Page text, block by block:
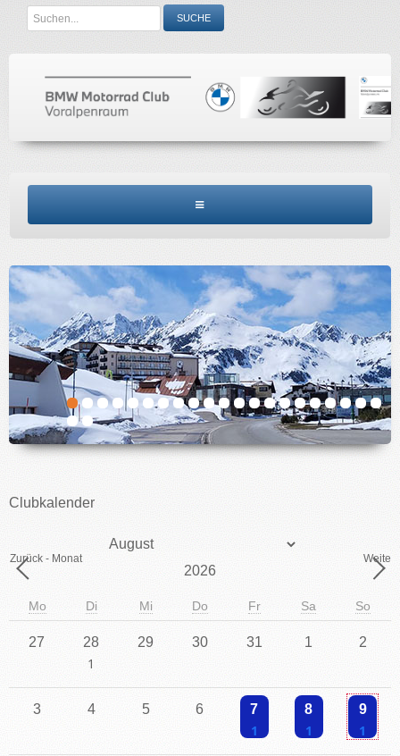
Search
...
SUCHE
CLUBINFO
TERMINE
ACCESSORIES
KONTAKT
IMPRESSUM
Clubkalender
Zurück - Monat
Monat
Weiter
Mo Di Mi Do Fr Sa So
27 28 29 30 31 1 2
3 4 5 6 7 8 9